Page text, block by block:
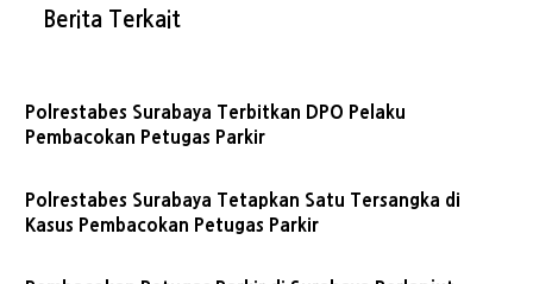
Berita Terkait
Polrestabes Surabaya Terbitkan DPO Pelaku
Pembacokan Petugas Parkir
Polrestabes Surabaya Tetapkan Satu Tersangka di
Kasus Pembacokan Petugas Parkir